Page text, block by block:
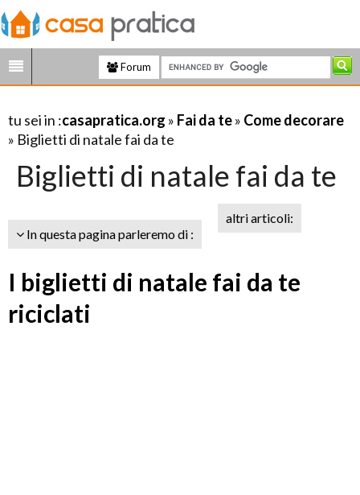
Forum
tu sei in :casapratica.org » Fai da te» Come decorare
» Biglietti di natale fai da te
Biglietti di natale fai da te
In questa pagina parleremo di :
altri articoli:
I biglietti di natale fai da te
riciclati